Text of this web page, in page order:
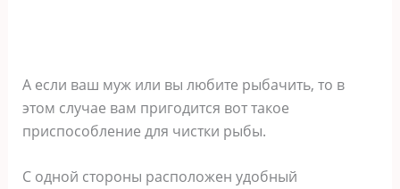
А если ваш муж или вы любите рыбачить, то в
этом случае вам пригодится вот такое
приспособление для чистки рыбы.
С одной стороны расположен удобный